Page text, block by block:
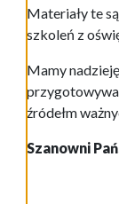
Materiały te
szkoleń z
Mamy
źródełm
Szanowni